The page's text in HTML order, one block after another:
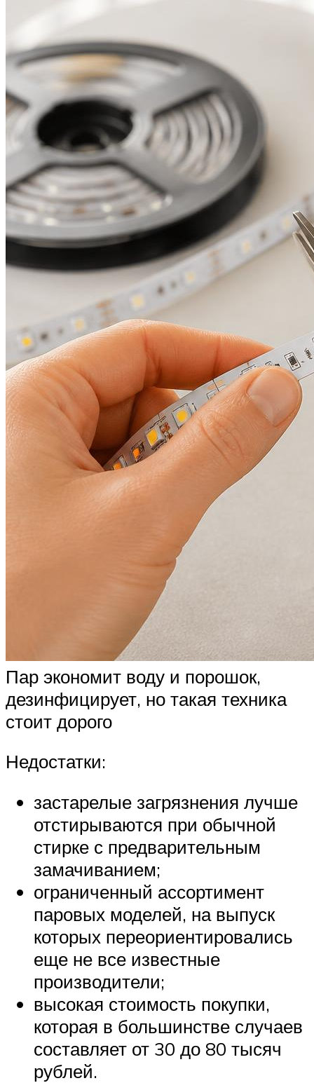
Пар экономит воду и порошок,
дезинфицирует, но такая техника
стоит дорого
Недостатки:
застарелые загрязнения лучше
отстирываются при обычной
стирке с предварительным
замачиванием;
ограниченный ассортимент
паровых моделей, на выпуск
которых переориентировались
еще не все известные
производители;
высокая стоимость покупки,
которая в большинстве случаев
составляет от 30 до 80 тысяч
рублей.